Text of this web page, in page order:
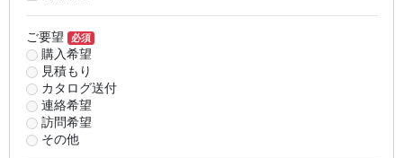
ご要望 必須
購入希望
見積もり
カタログ送付
連絡希望
訪問希望
その他